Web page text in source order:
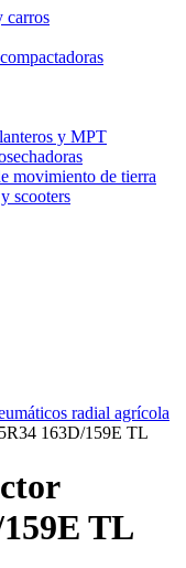
carros
y MPT
movimiento de tierra
scooters
radial agrícola
163D/159E TL
TL